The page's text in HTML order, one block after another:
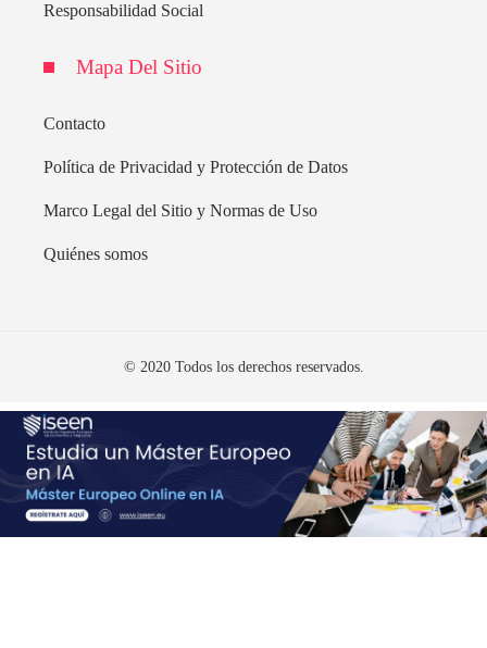
Responsabilidad Social
Mapa Del Sitio
Contacto
Política de Privacidad y Protección de Datos
Marco Legal del Sitio y Normas de Uso
Quiénes somos
© 2020 Todos los derechos reservados.